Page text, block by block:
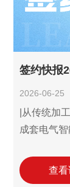
2026-06-25
|从传统加
成套电气
——江西旗
气")与利驰
查